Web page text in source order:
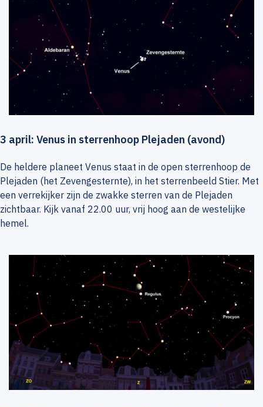
3 april: Venus in sterrenhoop Plejaden (avond)
De heldere planeet Venus staat in de open sterrenhoop de
Plejaden (het Zevengesternte), in het sterrenbeeld Stier. Met
een verrekijker zijn de zwakke sterren van de Plejaden
zichtbaar. Kijk vanaf 22.00 uur, vrij hoog aan de westelijke
hemel.